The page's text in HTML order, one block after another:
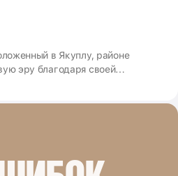
в Якуплу, районе
эру благодаря своей
торговому центру,